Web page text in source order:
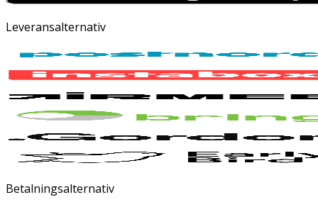
Leveransalternativ
Betalningsalternativ